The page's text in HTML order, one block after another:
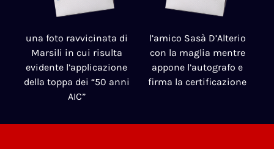
una foto ravvicinata di
Marsili in cui risulta
evidente l’applicazione
della toppa dei “50 anni
AIC”
l’amico Sasà D’Alterio
con la maglia mentre
appone l’autografo e
firma la certificazione